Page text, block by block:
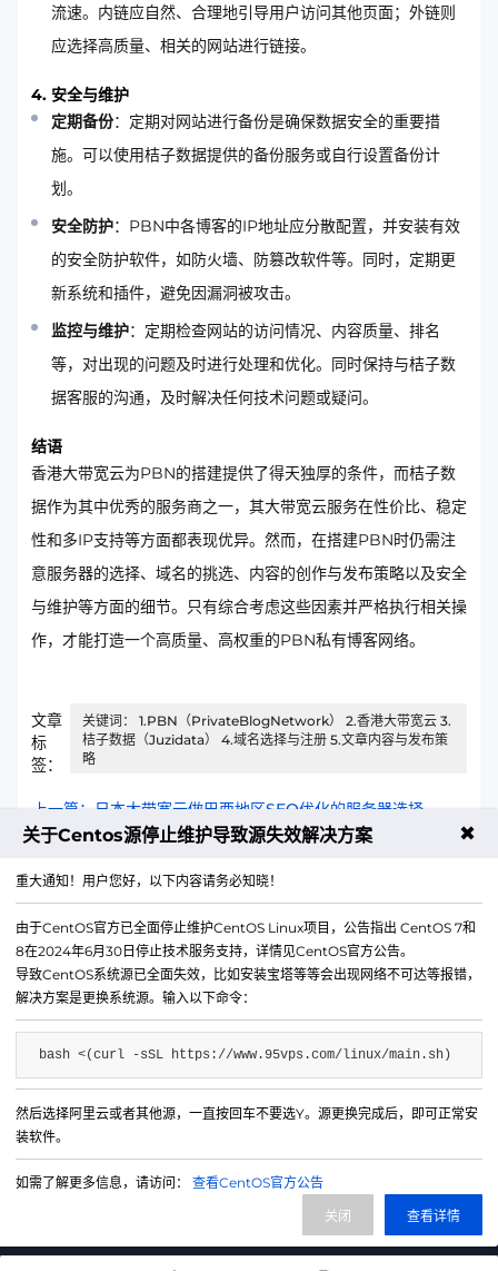
流速。内链应自然、合理地引导用户访问其他页面；外链则
应选择高质量、相关的网站进行链接。
4. 安全与维护
定期备份：定期对网站进行备份是确保数据安全的重要措
施。可以使用桔子数据提供的备份服务或自行设置备份计
划。
安全防护：PBN中各博客的IP地址应分散配置，并安装有效
的安全防护软件，如防火墙、防篡改软件等。同时，定期更
新系统和插件，避免因漏洞被攻击。
监控与维护：定期检查网站的访问情况、内容质量、排名
等，对出现的问题及时进行处理和优化。同时保持与桔子数
据客服的沟通，及时解决任何技术问题或疑问。
结语
香港大带宽云为PBN的搭建提供了得天独厚的条件，而桔子数
据作为其中优秀的服务商之一，其大带宽云服务在性价比、稳定
性和多IP支持等方面都表现优异。然而，在搭建PBN时仍需注
意服务器的选择、域名的挑选、内容的创作与发布策略以及安全
与维护等方面的细节。只有综合考虑这些因素并严格执行相关操
作，才能打造一个高质量、高权重的PBN私有博客网络。
文章
标
签：
关键词： 1.PBN（PrivateBlogNetwork） 2.香港大带宽云 3.
桔子数据（Juzidata） 4.域名选择与注册 5.文章内容与发布策
略
上一篇：日本大带宽云做巴西地区SEO优化的服务器选择
微信公众号
IDC/ISP证号 B1-20214840
关于Centos源停止维护导致源失效解决方案 ✖
重大通知！用户您好，以下内容请务必知晓！
由于CentOS官方已全面停止维护CentOS Linux项目，公告指出 CentOS 7和
8在2024年6月30日停止技术服务支持，详情见CentOS官方公告。
导致CentOS系统源已全面失效，比如安装宝塔等等会出现网络不可达等报错，
解决方案是更换系统源。输入以下命令：
bash <(curl -sSL https://www.95vps.com/linux/main.sh)
然后选择阿里云或者其他源，一直按回车不要选Y。源更换完成后，即可正常安
装软件。
如需了解更多信息，请访问： 查看CentOS官方公告
查看详情
关闭